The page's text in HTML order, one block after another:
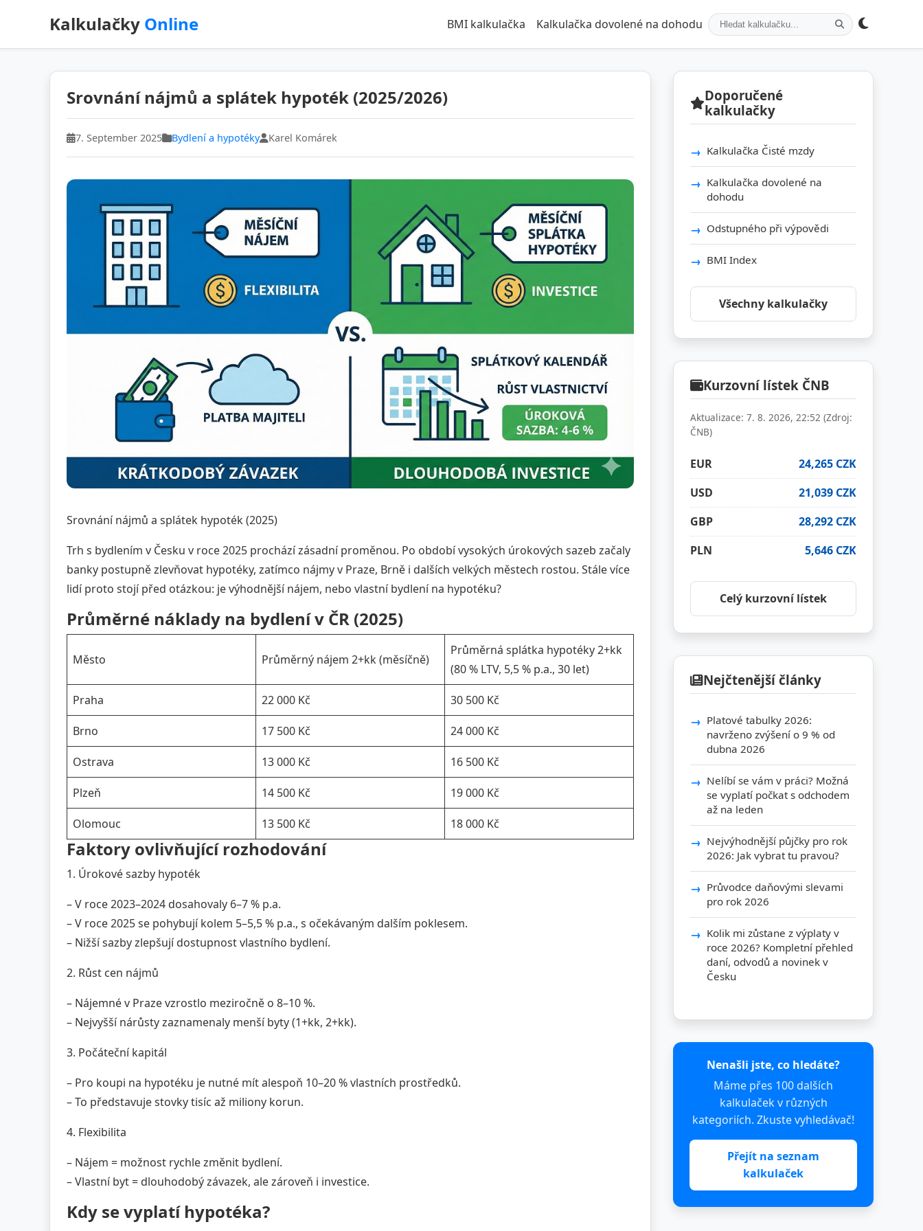
Kalkulačky Online BMI kalkulačka Kalkulačka dovolené na dohodu
Srovnání nájmů a splátek hypoték (2025/2026)
7. September 2025 Bydlení a hypotéky Karel Komárek
Srovnání nájmů a splátek hypoték (2025)
Trh s bydlením v Česku v roce 2025 prochází zásadní proměnou. Po období vysokých úrokových sazeb začaly
banky postupně zlevňovat hypotéky, zatímco nájmy v Praze, Brně i dalších velkých městech rostou. Stále více
lidí proto stojí před otázkou: je výhodnější nájem, nebo vlastní bydlení na hypotéku?
Průměrné náklady na bydlení v ČR (2025)
Město Průměrný nájem 2+kk (měsíčně)
Průměrná splátka hypotéky 2+kk
(80 % LTV, 5,5 % p.a., 30 let)
Praha 22 000 Kč 30 500 Kč
Brno 17 500 Kč 24 000 Kč
Ostrava 13 000 Kč 16 500 Kč
Plzeň 14 500 Kč 19 000 Kč
Olomouc 13 500 Kč 18 000 Kč
Faktory ovlivňující rozhodování
1. Úrokové sazby hypoték
– V roce 2023–2024 dosahovaly 6–7 % p.a.
– V roce 2025 se pohybují kolem 5–5,5 % p.a., s očekávaným dalším poklesem.
– Nižší sazby zlepšují dostupnost vlastního bydlení.
2. Růst cen nájmů
– Nájemné v Praze vzrostlo meziročně o 8–10 %.
– Nejvyšší nárůsty zaznamenaly menší byty (1+kk, 2+kk).
3. Počáteční kapitál
– Pro koupi na hypotéku je nutné mít alespoň 10–20 % vlastních prostředků.
– To představuje stovky tisíc až miliony korun.
4. Flexibilita
– Nájem = možnost rychle změnit bydlení.
– Vlastní byt = dlouhodobý závazek, ale zároveň i investice.
Kdy se vyplatí hypotéka?
Doporučené
kalkulačky
Kalkulačka Čisté mzdy
Kalkulačka dovolené na
dohodu
Odstupného při výpovědi
BMI Index
Všechny kalkulačky
Kurzovní lístek ČNB
Aktualizace: 7. 8. 2026, 22:52 (Zdroj:
ČNB)
EUR
24,265 CZK
USD
21,039 CZK
GBP
28,292 CZK
PLN
5,646 CZK
Celý kurzovní lístek
Nejčtenější články
Platové tabulky 2026:
navrženo zvýšení o 9 % od
dubna 2026
Nelíbí se vám v práci? Možná
se vyplatí počkat s odchodem
až na leden
Nejvýhodnější půjčky pro rok
2026: Jak vybrat tu pravou?
Průvodce daňovými slevami
pro rok 2026
Kolik mi zůstane z výplaty v
roce 2026? Kompletní přehled
daní, odvodů a novinek v
Česku
Nenašli jste, co hledáte?
Máme přes 100 dalších
kalkulaček v různých
kategoriích. Zkuste vyhledávač!
Přejít na seznam
kalkulaček